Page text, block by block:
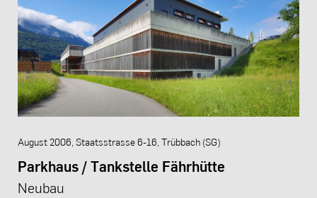
August 2006, Staatsstrasse 6-16, Trübbach (SG)
Parkhaus / Tankstelle Fährhütte
Neubau